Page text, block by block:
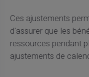
Ces ajustements
d'assurer que les
ressources pendant
ajustements de